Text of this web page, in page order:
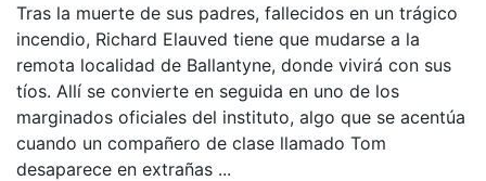
Tras la muerte de sus padres, fallecidos en un trágico
incendio, Richard Elauved tiene que mudarse a la
remota localidad de Ballantyne, donde vivirá con sus
tíos. Allí se convierte en seguida en uno de los
marginados oficiales del instituto, algo que se acentúa
cuando un compañero de clase llamado Tom
desaparece en extrañas ...